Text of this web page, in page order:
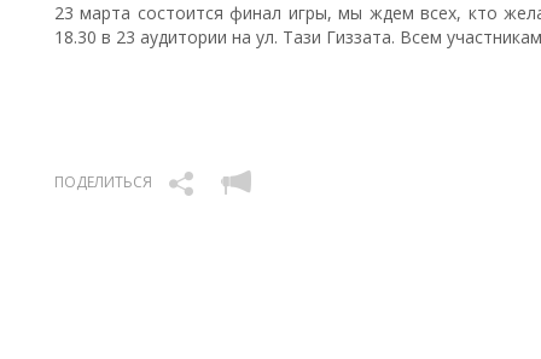
23 марта состоится финал игры, мы ждем всех, кто
18.30 в 23 аудитории на ул. Тази Гиззата. Всем
ПОДЕЛИТЬСЯ